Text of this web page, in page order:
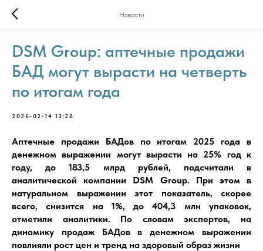
Новости
DSM Group: аптечные продажи
БАД могут вырасти на четверть
по итогам года
2026-02-14 13:28
Аптечные продажи БАДов по итогам 2025 года в
денежном выражении могут вырасти на 25% год к
году, до 183,5 млрд рублей, подсчитали в
аналитической компании DSM Group. При этом в
натуральном выражении этот показатель, скорее
всего, снизится на 1%, до 404,3 млн упаковок,
отметили аналитики. По словам экспертов, на
динамику продаж БАДов в денежном выражении
повлияли рост цен и тренд на здоровый образ жизни